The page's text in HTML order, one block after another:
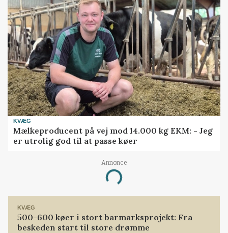
KVÆG
Mælkeproducent på vej mod 14.000 kg EKM: - Jeg
er utrolig god til at passe køer
Annonce
Loading...
KVÆG
500-600 køer i stort barmarksprojekt: Fra
beskeden start til store drømme